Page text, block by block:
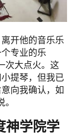
开他的音乐乐
专业的乐
次大点火。这
提琴，但我已
向我确认，如
神学院学